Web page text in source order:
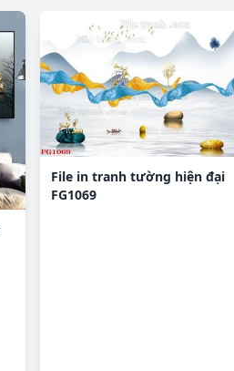
File in tranh tường hiện đại
FG1069